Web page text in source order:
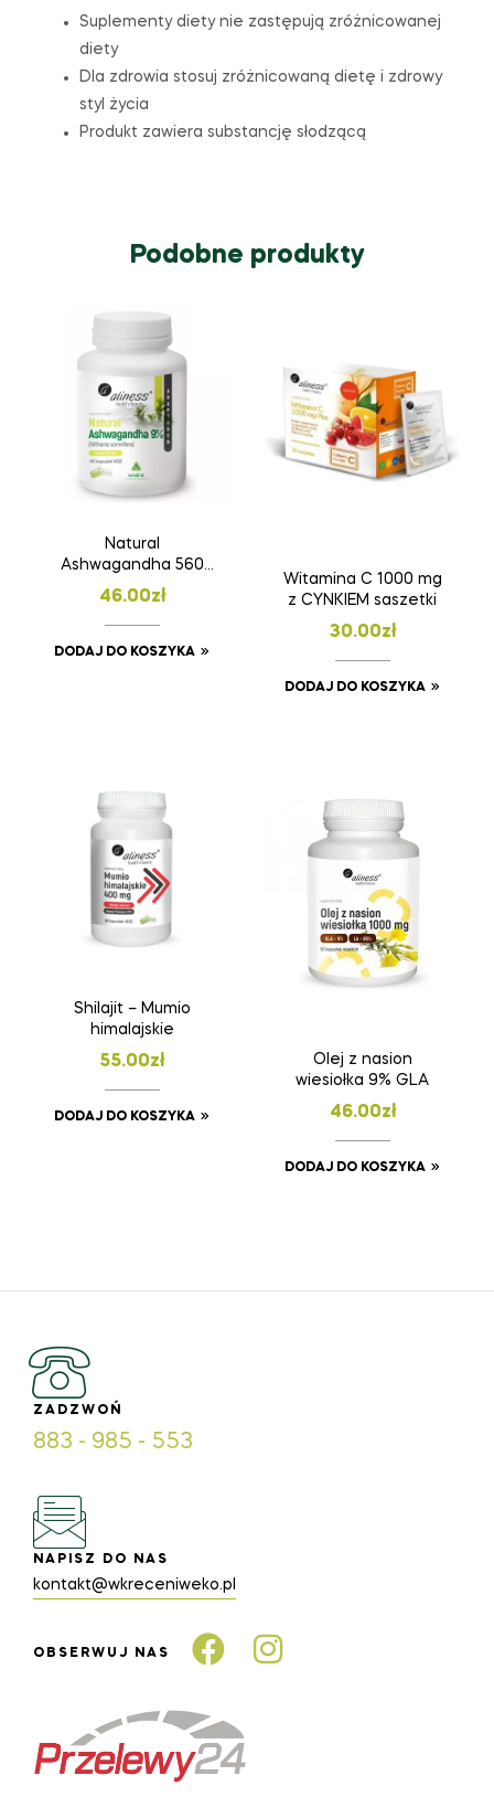
Suplementy diety nie zastępują zróżnicowanej
diety
Dla zdrowia stosuj zróżnicowaną dietę i zdrowy
styl życia
Produkt zawiera substancję słodzącą
Podobne produkty
Natural
Ashwagandha 560
mg 9%
46.00zł
DODAJ DO KOSZYKA
Witamina C 1000 mg
z CYNKIEM saszetki
30.00zł
DODAJ DO KOSZYKA
Shilajit – Mumio
himalajskie
55.00zł
DODAJ DO KOSZYKA
Olej z nasion
wiesiołka 9% GLA
46.00zł
DODAJ DO KOSZYKA
ZADZWOŃ
883 - 985 - 553
NAPISZ DO NAS
kontakt@wkreceniweko.pl
OBSERWUJ NAS